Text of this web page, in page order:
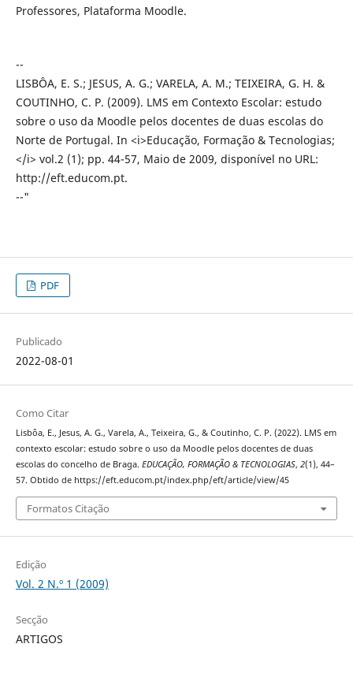
Professores, Plataforma Moodle.
--
LISBÔA, E. S.; JESUS, A. G.; VARELA, A. M.; TEIXEIRA, G. H. &
COUTINHO, C. P. (2009). LMS em Contexto Escolar: estudo
sobre o uso da Moodle pelos docentes de duas escolas do
Norte de Portugal. In <i>Educação, Formação & Tecnologias;
</i> vol.2 (1); pp. 44-57, Maio de 2009, disponível no URL:
http://eft.educom.pt.
--"
PDF
Publicado
2022-08-01
Como Citar
Lisbôa, E., Jesus, A. G., Varela, A., Teixeira, G., & Coutinho, C. P. (2022). LMS em
contexto escolar: estudo sobre o uso da Moodle pelos docentes de duas
escolas do concelho de Braga. EDUCAÇÃO, FORMAÇÃO & TECNOLOGIAS, 2(1), 44–
57. Obtido de https://eft.educom.pt/index.php/eft/article/view/45
Formatos Citação
Edição
Vol. 2 N.º 1 (2009)
Secção
ARTIGOS